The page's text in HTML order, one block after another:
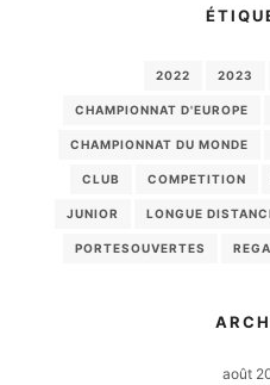
2022 2023
CHAMPIONNAT D'EUROPE
CHAMPIONNAT DU MONDE
CLUB COMPETITION
JUNIOR LONGUE
PORTESOUVERTES
août